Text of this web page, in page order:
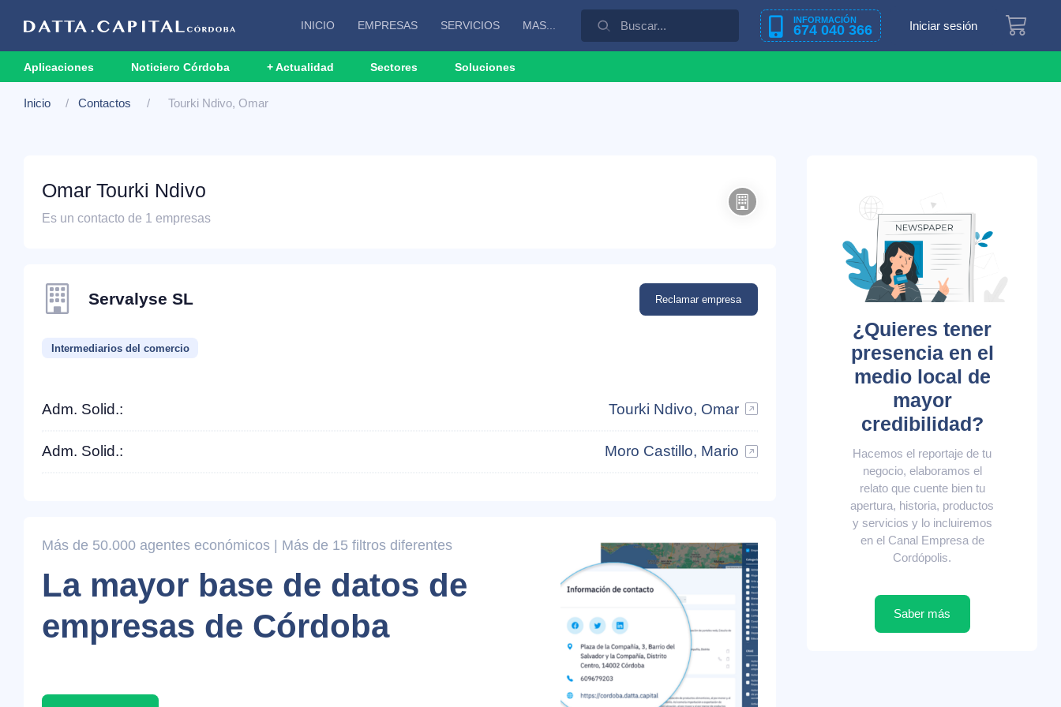
INICIO EMPRESAS SERVICIOS MAS... INFORMACIÓN
674 040 366 Iniciar sesión
Aplicaciones Noticiero Córdoba + Actualidad Sectores Soluciones
Inicio Contactos Tourki Ndivo, Omar
Omar Tourki Ndivo
Es un contacto de 1 empresas
Servalyse SL Reclamar empresa
Intermediarios del comercio
Adm. Solid.: Tourki Ndivo, Omar
Adm. Solid.: Moro Castillo, Mario
Más de 50.000 agentes económicos | Más de 15 filtros diferentes
La mayor base de datos de
empresas de Córdoba
¿Quieres tener
presencia en el
medio local de
mayor
credibilidad?
Hacemos el reportaje de tu
negocio, elaboramos el
relato que cuente bien tu
apertura, historia, productos
y servicios y lo incluiremos
en el Canal Empresa de
Cordópolis.
Saber más